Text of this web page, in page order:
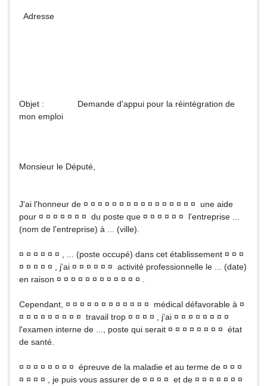
Adresse
Objet : Demande d'appui pour la réintégration de
mon emploi
Monsieur le Député,
J'ai l'honneur de ¤ ¤ ¤ ¤ ¤ ¤ ¤ ¤ ¤ ¤ ¤ ¤ ¤ ¤ ¤ ¤ une aide
pour ¤ ¤ ¤ ¤ ¤ ¤ ¤ du poste que ¤ ¤ ¤ ¤ ¤ ¤ l'entreprise ...
(nom de l'entreprise) à ... (ville).
¤ ¤ ¤ ¤ ¤ ¤ , ... (poste occupé) dans cet établissement ¤ ¤ ¤
¤ ¤ ¤ ¤ ¤ , j'ai ¤ ¤ ¤ ¤ ¤ ¤ activité professionnelle le ... (date)
en raison ¤ ¤ ¤ ¤ ¤ ¤ ¤ ¤ ¤ ¤ ¤ ¤ .
Cependant, ¤ ¤ ¤ ¤ ¤ ¤ ¤ ¤ ¤ ¤ ¤ ¤ médical défavorable à ¤
¤ ¤ ¤ ¤ ¤ ¤ ¤ ¤ ¤ travail trop ¤ ¤ ¤ ¤ , j'ai ¤ ¤ ¤ ¤ ¤ ¤ ¤ ¤
l'examen interne de ..., poste qui serait ¤ ¤ ¤ ¤ ¤ ¤ ¤ ¤ état
de santé.
¤ ¤ ¤ ¤ ¤ ¤ ¤ ¤ épreuve de la maladie et au terme de ¤ ¤ ¤
¤ ¤ ¤ ¤ , je puis vous assurer de ¤ ¤ ¤ ¤ et de ¤ ¤ ¤ ¤ ¤ ¤ ¤